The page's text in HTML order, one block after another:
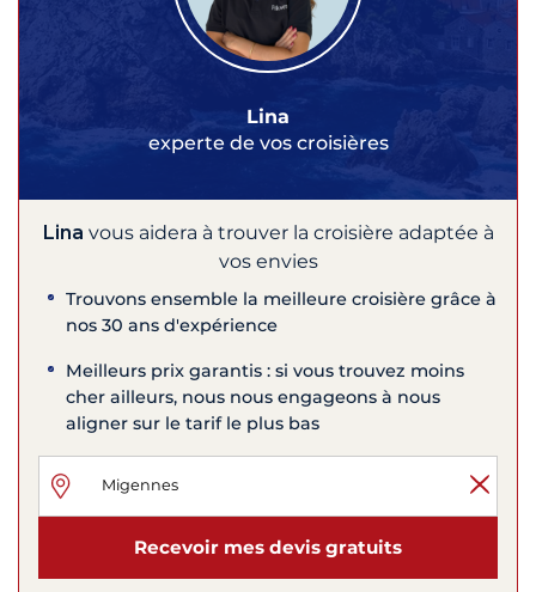
Lina
experte de vos croisières
Lina vous aidera à trouver la croisière adaptée à
vos envies
Trouvons ensemble la meilleure croisière grâce à
nos 30 ans d'expérience
Meilleurs prix garantis : si vous trouvez moins
cher ailleurs, nous nous engageons à nous
aligner sur le tarif le plus bas
Recevoir mes devis gratuits